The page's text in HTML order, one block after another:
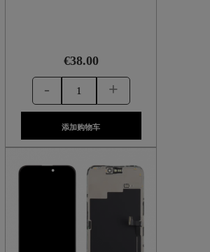
€38.00
- +
添加购物车